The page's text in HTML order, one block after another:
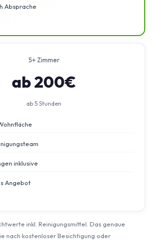
Absprache
5+ Zimmer
ab 200€
ab 5 Stunden
inklusive
Angebot
inkl. Reinigungsmittel. Das genaue
nach kostenloser Besichtigung oder